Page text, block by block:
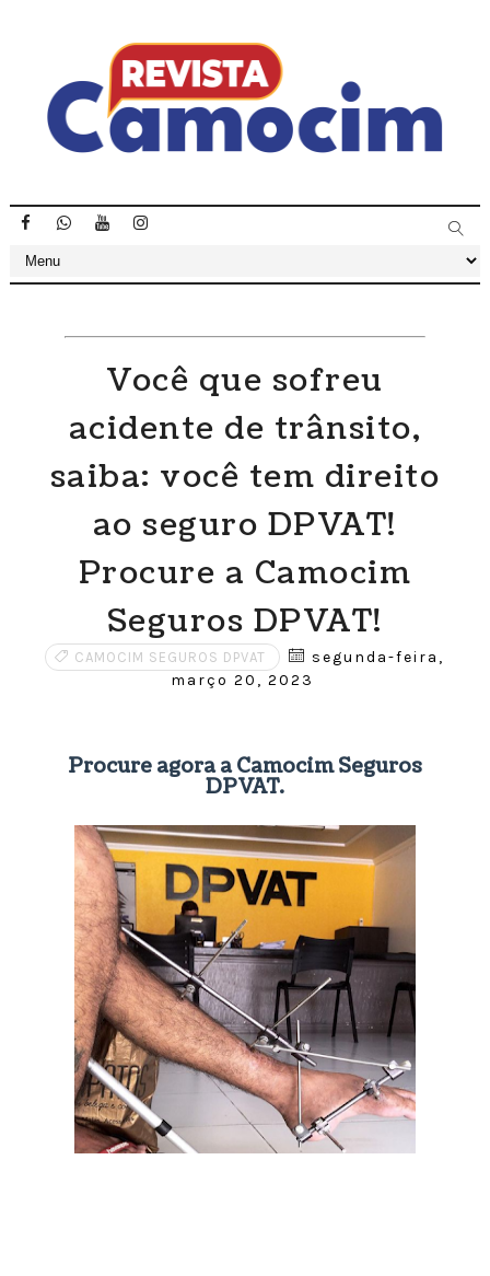
Você que sofreu
acidente de trânsito,
saiba: você tem direito
ao seguro DPVAT!
Procure a Camocim
Seguros DPVAT!
CAMOCIM SEGUROS DPVAT
segunda-feira,
março 20, 2023
Procure agora a Camocim Seguros
DPVAT.